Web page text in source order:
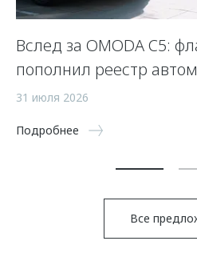
Вслед за OMODA C5:
пополнил реестр
31 июля 2026
Подробнее
Все